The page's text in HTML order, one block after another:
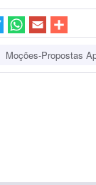
Moções-Propostas